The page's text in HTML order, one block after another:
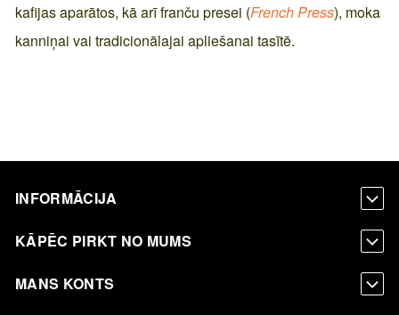
kafijas aparātos, kā arī franču presei (French Press), moka
kanniņai vai tradicionālajai apliešanai tasītē.
INFORMĀCIJA
KĀPĒC PIRKT NO MUMS
MANS KONTS